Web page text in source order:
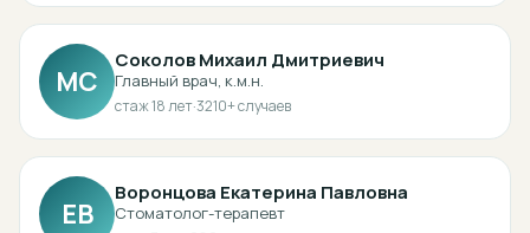
МС
Соколов Михаил Дмитриевич
Главный врач, к.м.н.
стаж18лет·3210+ случаев
ЕВ
Воронцова Екатерина Павловна
Стоматолог-терапевт